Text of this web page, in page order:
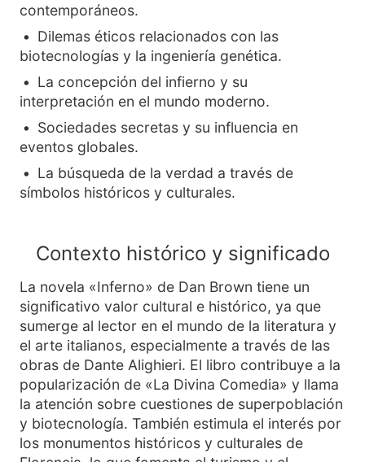
contemporáneos.
Dilemas éticos relacionados con las
biotecnologías y la ingeniería genética.
La concepción del infierno y su
interpretación en el mundo moderno.
Sociedades secretas y su influencia en
eventos globales.
La búsqueda de la verdad a través de
símbolos históricos y culturales.
Contexto histórico y significado
La novela «Inferno» de Dan Brown tiene un
significativo valor cultural e histórico, ya que
sumerge al lector en el mundo de la literatura y
el arte italianos, especialmente a través de las
obras de Dante Alighieri. El libro contribuye a la
popularización de «La Divina Comedia» y llama
la atención sobre cuestiones de superpoblación
y biotecnología. También estimula el interés por
los monumentos históricos y culturales de